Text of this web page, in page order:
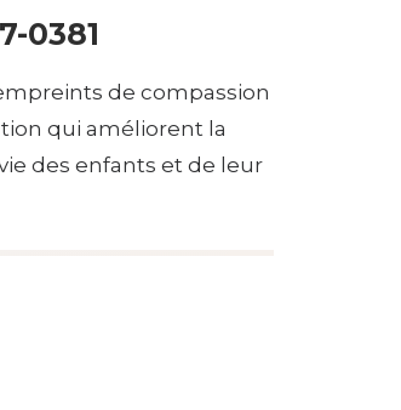
0381
de compassion
qui améliorent la
des enfants et de leur